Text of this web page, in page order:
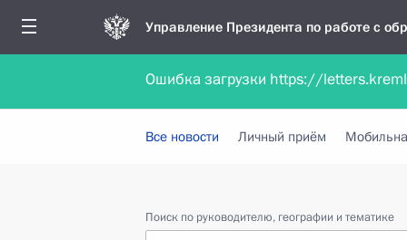
Управление Президента по работе с
Обратиться в форме электронного
Все новости Личный приём
Поиск по руководителю, географии и тематике
Ошибка загрузки https://